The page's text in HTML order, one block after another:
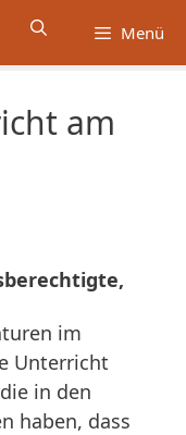
Menü
am
im
Unterricht
in den
haben, dass